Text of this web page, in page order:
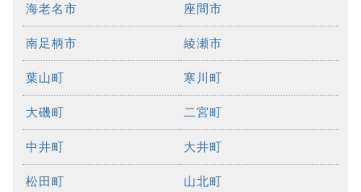
海老名市 座間市
南足柄市 綾瀬市
葉山町 寒川町
大磯町 二宮町
中井町 大井町
松田町 山北町